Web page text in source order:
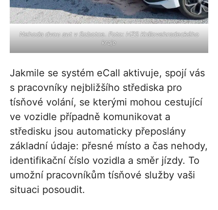
Nehoda dvou aut v Sobotce. Foto: HZS Královehradeckého
kraje
Jakmile se systém eCall aktivuje, spojí vás
s pracovníky nejbližšího střediska pro
tísňové volání, se kterými mohou cestující
ve vozidle případně komunikovat a
středisku jsou automaticky přeposlány
základní údaje: přesné místo a čas nehody,
identifikační číslo vozidla a směr jízdy. To
umožní pracovníkům tísňové služby vaši
situaci posoudit.